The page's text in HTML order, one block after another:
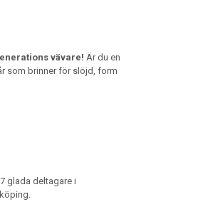
vävare! Är du en
som brinner för slöjd, form
glada deltagare i